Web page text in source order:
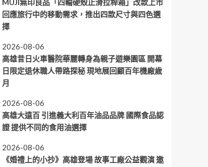
MUJI無印良品「四輪硬殼止滑拉桿箱」改款上市
回應旅行中的移動需求，推出四款尺寸與四色選
擇
2026-08-06
高雄昔日火車醫院華麗轉身為親子遊樂園區 開幕
日限定退休職人帶路探秘 現地展回顧百年機廠歲
月
2026-08-06
高雄大遠百 引進義大利百年油品品牌 國際食品認
證 提供不同的食用油選擇
2026-08-06
《婚禮上的小抄》高雄登場 故事工廠公益觀演 邀